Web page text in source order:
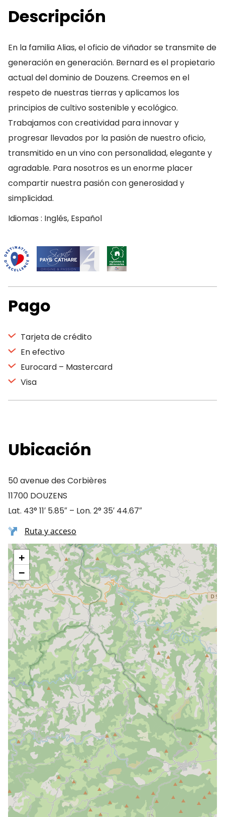
Descripción
En la familia Alias, el oficio de viñador se transmite de
generación en generación. Bernard es el propietario
actual del dominio de Douzens. Creemos en el
respeto de nuestras tierras y aplicamos los
principios de cultivo sostenible y ecológico.
Trabajamos con creatividad para innovar y
progresar llevados por la pasión de nuestro oficio,
transmitido en un vino con personalidad, elegante y
agradable. Para nosotros es un enorme placer
compartir nuestra pasión con generosidad y
simplicidad.
Idiomas : Inglés, Español
Pago
Tarjeta de crédito
En efectivo
Eurocard – Mastercard
Visa
Ubicación
50 avenue des Corbières
11700 DOUZENS
Lat. 43° 11′ 5.85″ – Lon. 2° 35′ 44.67″
Ruta y acceso
+
−